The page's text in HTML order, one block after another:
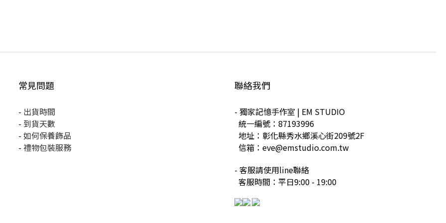
常見問題
- 出貨時間
- 到貨天數
- 如何保養飾品
- 禮物包裝服務
聯絡我們
- 獨家記憶手作室 | EM STUDIO
統一編號：87193996
地址：彰化縣秀水鄉溪心街209號2F
信箱：eve@emstudio.com.tw
- 客服請使用line聯絡
客服時間：平日9:00 - 19:00